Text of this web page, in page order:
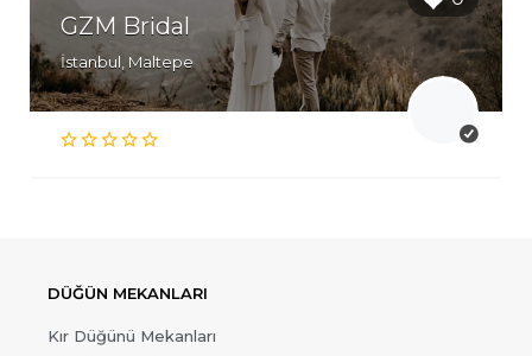
GZM Bridal
İstanbul, Maltepe
DÜĞÜN MEKANLARI
Kır Düğünü Mekanları